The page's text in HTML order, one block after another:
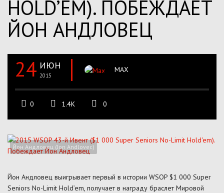
HOLD’EM). ПОБЕЖДАЕТ
ЙОН АНДЛОВЕЦ
24 ИЮН
2015
MAX
0 1.4K 0
Йон Андловец (Jon Andlovec)
Йон Андловец выигрывает первый в истории WSOP $1 000 Super
Seniors No-Limit Hold’em, получает в награду браслет Мировой